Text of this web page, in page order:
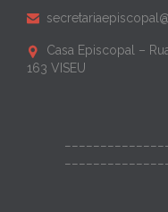


Casa Episcopal –
163 VISEU